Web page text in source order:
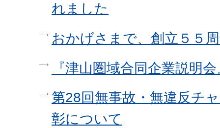
れました
おかげさまで、創立５５
『津山圏域合同企業説明
第28回無事故・無違反チ
彰について